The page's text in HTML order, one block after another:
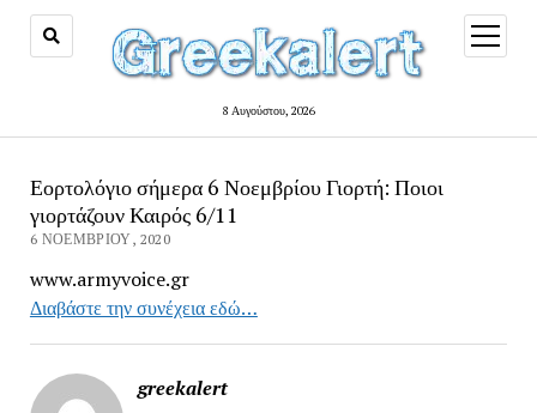
8 Αυγούστου, 2026
open
menu
Εορτολόγιο σήμερα 6 Νοεμβρίου Γιορτή: Ποιοι
γιορτάζουν Καιρός 6/11
6 ΝΟΕΜΒΡΊΟΥ, 2020
www.armyvoice.gr
Διαβάστε την συνέχεια εδώ…
greekalert